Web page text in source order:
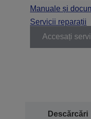
Manuale și
Servicii reparații
Accesați
Descărcări